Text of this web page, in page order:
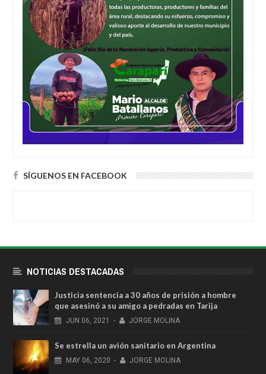
SÍGUENOS EN FACEBOOK
NOTICIAS DESTACADAS
Justicia sentencia a 30 años de prisión a hombre
que asesinó a su amigo a pedradas en Tarija
JUN 06, 2021 - JORGE MOLINA
Se estrella un avión sanitario en Argentina
MAY 06, 2020 - JORGE MOLINA